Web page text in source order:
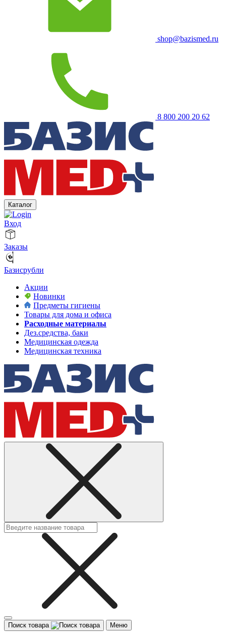
shop@bazismed.ru
8 800 200 20 62
Каталог
Вход
Заказы
Базисрубли
Акции
Новинки
Предметы гигиены
Товары для дома и офиса
Расходные материалы
Дез.средства, баки
Медицинская одежда
Медицинская техника
Поиск товара Меню